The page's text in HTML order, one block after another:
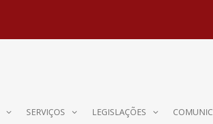
SERVIÇOS LEGISLAÇÕES